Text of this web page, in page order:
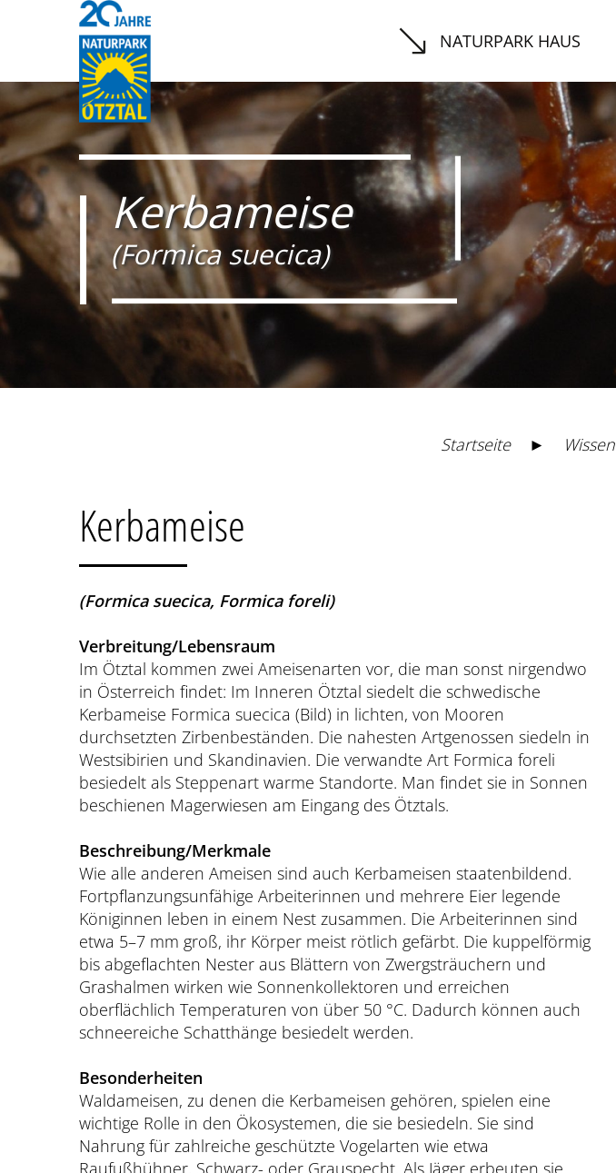
NATURPARK HAUS
Kerbameise
(Formica suecica)
Startseite ► Wissen
Kerbameise
(Formica suecica, Formica foreli)
Verbreitung/Lebensraum
Im Ötztal kommen zwei Ameisenarten vor, die man sonst nirgendwo
in Österreich findet: Im Inneren Ötztal siedelt die schwedische
Kerbameise Formica suecica (Bild) in lichten, von Mooren
durchsetzten Zirbenbeständen. Die nahesten Artgenossen siedeln in
Westsibirien und Skandinavien. Die verwandte Art Formica foreli
besiedelt als Steppenart warme Standorte. Man findet sie in Sonnen
beschienen Magerwiesen am Eingang des Ötztals.
Beschreibung/Merkmale
Wie alle anderen Ameisen sind auch Kerbameisen staatenbildend.
Fortpflanzungsunfähige Arbeiterinnen und mehrere Eier legende
Königinnen leben in einem Nest zusammen. Die Arbeiterinnen sind
etwa 5–7 mm groß, ihr Körper meist rötlich gefärbt. Die kuppelförmig
bis abgeflachten Nester aus Blättern von Zwergsträuchern und
Grashalmen wirken wie Sonnenkollektoren und erreichen
oberflächlich Temperaturen von über 50 °C. Dadurch können auch
schneereiche Schatthänge besiedelt werden.
Besonderheiten
Waldameisen, zu denen die Kerbameisen gehören, spielen eine
wichtige Rolle in den Ökosystemen, die sie besiedeln. Sie sind
Nahrung für zahlreiche geschützte Vogelarten wie etwa
Raufußhühner, Schwarz- oder Grauspecht. Als Jäger erbeuten sie